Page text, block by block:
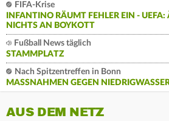
FIFA-Krise
INFANTINO RÄUMT FEHLER EIN - UEFA:
NICHTS AN BOYKOTT
Fußball News täglich
STAMMPLATZ
Nach Spitzentreffen in Bonn
MASSNAHMEN GEGEN
AUS DEM NETZ